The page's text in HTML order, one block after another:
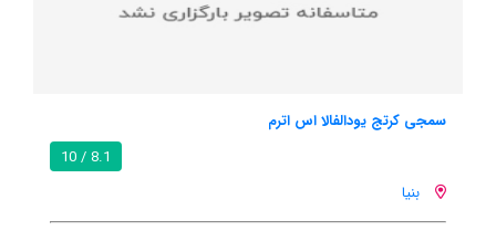
هالیدی هوم هارسفا یوتکا-بالاتنلل